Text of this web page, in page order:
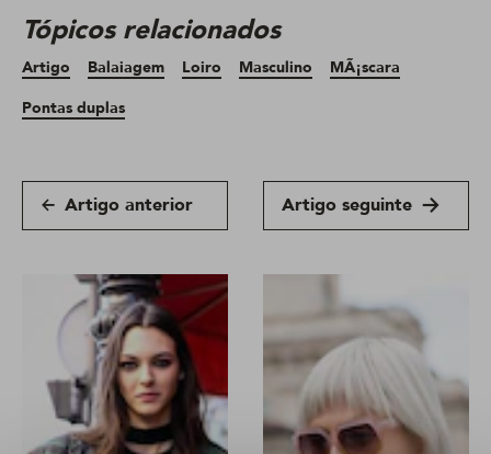
Tópicos relacionados
Artigo Balaiagem Loiro Masculino
MÃ¡scara
Pontas duplas
Artigo anterior Artigo seguinte